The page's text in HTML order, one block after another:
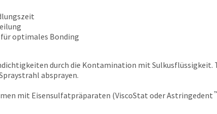
optimales Bonding
durch die Kontamination mit
absprayen.
mit Eisensulfatpräparaten (ViscoStat oder Astringedent ™